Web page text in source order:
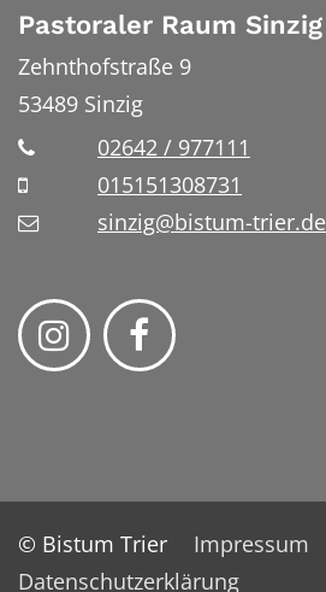
Pastoraler Raum Sinzig
Zehnthofstraße 9
53489 Sinzig
02642 / 977111
015151308731
sinzig@bistum-trier.de
© Bistum Trier
Impressum
Datenschutzerklärung